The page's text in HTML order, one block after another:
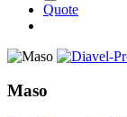
Quote
Maso